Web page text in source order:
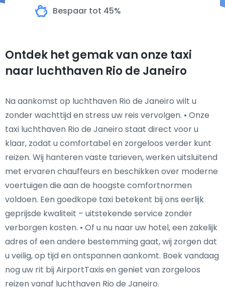
Bespaar tot 45%
Ontdek het gemak van onze taxi
naar luchthaven Rio de Janeiro
Na aankomst op luchthaven Rio de Janeiro wilt u
zonder wachttijd en stress uw reis vervolgen. • Onze
taxi luchthaven Rio de Janeiro staat direct voor u
klaar, zodat u comfortabel en zorgeloos verder kunt
reizen. Wij hanteren vaste tarieven, werken uitsluitend
met ervaren chauffeurs en beschikken over moderne
voertuigen die aan de hoogste comfortnormen
voldoen. Een goedkope taxi betekent bij ons eerlijk
geprijsde kwaliteit – uitstekende service zonder
verborgen kosten. • Of u nu naar uw hotel, een zakelijk
adres of een andere bestemming gaat, wij zorgen dat
u veilig, op tijd en ontspannen aankomt. Boek vandaag
nog uw rit bij AirportTaxis en geniet van zorgeloos
reizen vanaf luchthaven Rio de Janeiro.